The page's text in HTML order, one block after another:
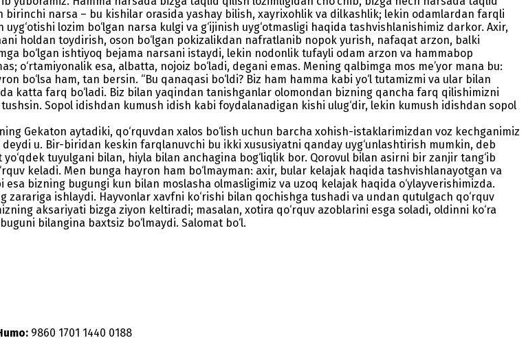
birinchi narsa – bu kishilar orasida yashay bilish, xayrixohlik va dilkashlik; lekin odamlardan farqli
lozim bo‘lgan narsa kulgi va g‘ijinish uyg‘otmasligi haqida tashvishlanishimiz darkor. Axir,
holdan toydirish, oson bo‘lgan pokizalikdan nafratlanib nopok yurish, nafaqat arzon, balki
bo‘lgan ishtiyoq bejama narsani istaydi, lekin nodonlik tufayli odam arzon va hammabop
o‘rtamiyonalik esa, albatta, nojoiz bo‘ladi, degani emas. Mening qalbimga mos me’yor mana bu:
bo‘lsa ham, tan bersin. “Bu qanaqasi bo‘ldi? Biz ham hamma kabi yo‘l tutamizmi va ular bilan
katta farq bo‘ladi. Biz bilan yaqindan tanishganlar olomondan bizning qancha farq qilishimizni
Sopol idishdan kumush idish kabi foydalanadigan kishi ulug‘dir, lekin kumush idishdan sopol
Gekaton aytadiki, qo‘rquvdan xalos bo‘lish uchun barcha xohish-istaklarimizdan voz kechganimiz
deydi u. Bir-biridan keskin farqlanuvchi bu ikki xususiyatni qanday uyg‘unlashtirish mumkin, deb
tuyulgani bilan, hiyla bilan anchagina bog‘liqlik bor. Qorovul bilan asirni bir zanjir tang‘ib
keladi. Men bunga hayron ham bo‘lmayman: axir, bular kelajak haqida tashvishlanayotgan va
bizning bugungi kun bilan moslasha olmasligimiz va uzoq kelajak haqida o‘ylayverishimizda.
ishlaydi. Hayvonlar xavfni ko‘rishi bilan qochishga tushadi va undan qutulgach qo‘rquv
aksariyati bizga ziyon keltiradi; masalan, xotira qo‘rquv azoblarini esga soladi, oldinni ko‘ra
bilangina baxtsiz bo‘lmaydi. Salomat bo‘l.
9860 1701 1440 0188